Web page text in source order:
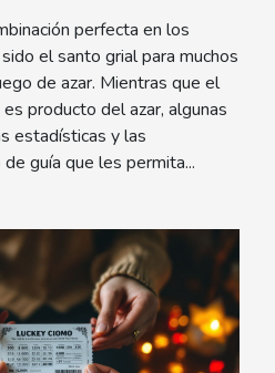
perfecta en los
el santo grial para muchos
de azar. Mientras que el
producto del azar, algunas
estadísticas y las
guía que les permita...